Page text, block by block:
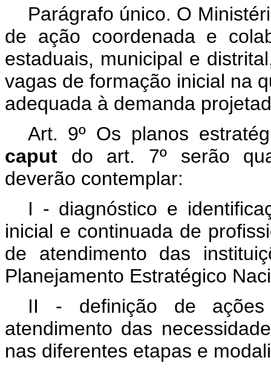
Parágrafo único. O
de ação coordenada e
estaduais, municipal e
vagas de formação inicial na
adequada à demanda
Art. 9º Os planos
caput do art. 7º serão
deverão contemplar:
I - diagnóstico e
inicial e continuada de
de atendimento das
Planejamento Estratégico
II - definição de
atendimento das
nas diferentes etapas e